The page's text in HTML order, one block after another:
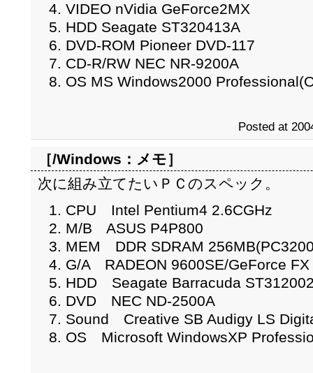
VIDEO nVidia GeForce2MX
HDD Seagate ST320413A
DVD-ROM Pioneer DVD-117
CD-R/RW NEC NR-9200A
OS MS Windows2000
Posted at
［/Windows： メモ］
次に組み立てたいＰＣのスペック。
CPU Intel Pentium4 2.6CGHz
M/B ASUS P4P800
MEM DDR SDRAM
G/A RADEON 9600SE/GeForce FX
HDD Seagate Barracuda
DVD NEC ND-2500A
Sound Creative SB Audigy LS
OS Microsoft WindowsXP